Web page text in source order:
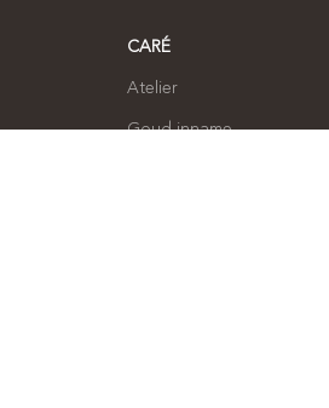
CARÉ
Atelier
Goud inname